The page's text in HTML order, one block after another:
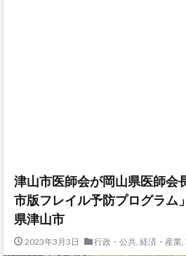
津山市医師会が岡山県医師会
市版フレイル予防プログラム
県津山市
2023年3月3日 行政・公共, 経済・産業,